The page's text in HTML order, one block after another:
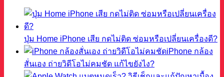
ปุ่ม Home iPhone เสีย กดไม่ติด ซ่อมหรือเปลี่ยนเครื่องดี?
iPhone กล้อง
สั่นเอง ถ่ายวิดีโอไม่คมชัด แก้ไขยังไง?